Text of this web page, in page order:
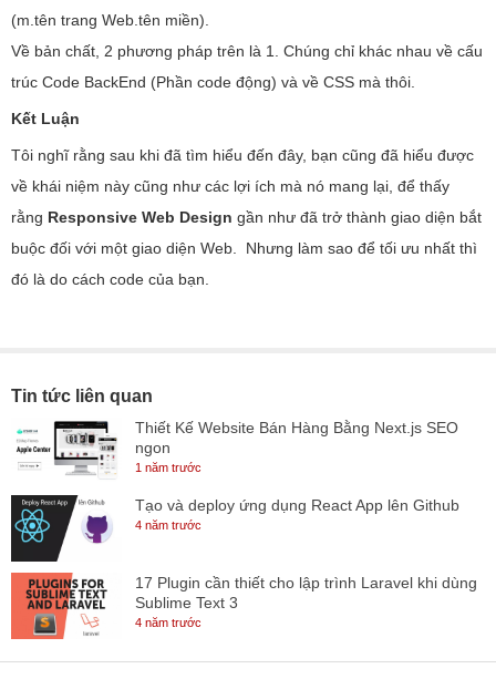
(m.tên trang Web.tên miền).
Về bản chất, 2 phương pháp trên là 1. Chúng chỉ khác nhau về cấu
trúc Code BackEnd (Phần code động) và về CSS mà thôi.
Kết Luận
Tôi nghĩ rằng sau khi đã tìm hiểu đến đây, bạn cũng đã hiểu được
về khái niệm này cũng như các lợi ích mà nó mang lại, để thấy
rằng Responsive Web Design gần như đã trở thành giao diện bắt
buộc đối với một giao diện Web. Nhưng làm sao để tối ưu nhất thì
đó là do cách code của bạn.
Tin tức liên quan
Thiết Kế Website Bán Hàng Bằng Next.js SEO
ngon
1 năm trước
Tạo và deploy ứng dụng React App lên Github
4 năm trước
17 Plugin cần thiết cho lập trình Laravel khi dùng
Sublime Text 3
4 năm trước